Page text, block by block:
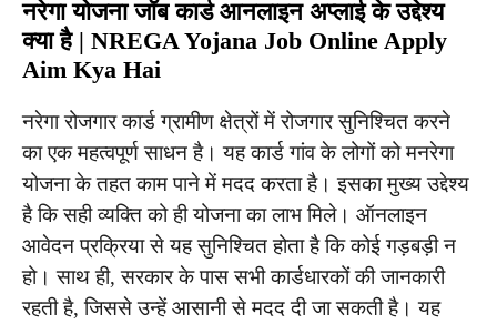
नरेगा योजना जॉब कार्ड आनलाइन अप्लाई के उद्देश्य
क्या है | NREGA Yojana Job Online Apply
Aim Kya Hai
नरेगा रोजगार कार्ड ग्रामीण क्षेत्रों में रोजगार सुनिश्चित करने
का एक महत्वपूर्ण साधन है। यह कार्ड गांव के लोगों को मनरेगा
योजना के तहत काम पाने में मदद करता है। इसका मुख्य उद्देश्य
है कि सही व्यक्ति को ही योजना का लाभ मिले। ऑनलाइन
आवेदन प्रक्रिया से यह सुनिश्चित होता है कि कोई गड़बड़ी न
हो। साथ ही, सरकार के पास सभी कार्डधारकों की जानकारी
रहती है, जिससे उन्हें आसानी से मदद दी जा सकती है। यह